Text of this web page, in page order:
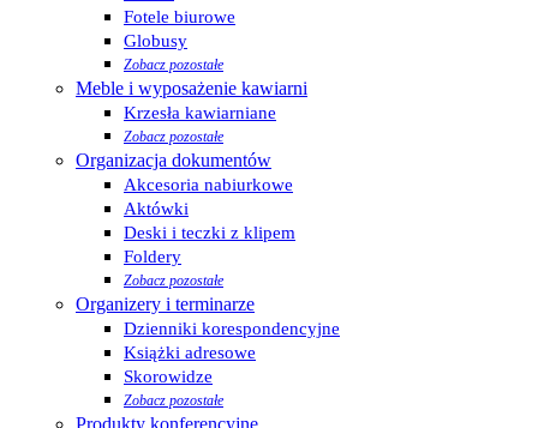
Fotele biurowe
Globusy
Zobacz pozostałe
Meble i wyposażenie kawiarni
Krzesła kawiarniane
Zobacz pozostałe
Organizacja dokumentów
Akcesoria nabiurkowe
Aktówki
Deski i teczki z klipem
Foldery
Zobacz pozostałe
Organizery i terminarze
Dzienniki korespondencyjne
Książki adresowe
Skorowidze
Zobacz pozostałe